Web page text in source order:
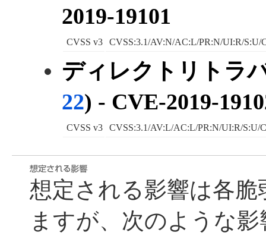
2019-19101
CVSS v3 CVSS:3.1/AV:N/AC:L/PR:N/UI:R/S:U/
ディレクトリトラ
22) - CVE-2019-
CVSS v3 CVSS:3.1/AV:L/AC:L/PR:N/UI:R/S:U/
想定される影響は各
ますが、次のような